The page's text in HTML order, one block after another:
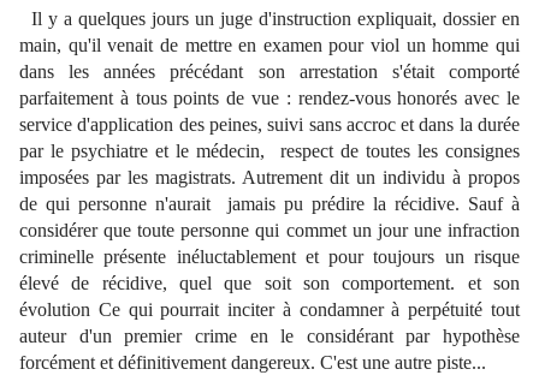
Il y a quelques jours un juge d'instruction expliquait, dossier en
main, qu'il venait de mettre en examen pour viol un homme qui
dans les années précédant son arrestation s'était comporté
parfaitement à tous points de vue : rendez-vous honorés avec le
service d'application des peines, suivi sans accroc et dans la durée
par le psychiatre et le médecin, respect de toutes les consignes
imposées par les magistrats. Autrement dit un individu à propos
de qui personne n'aurait jamais pu prédire la récidive. Sauf à
considérer que toute personne qui commet un jour une infraction
criminelle présente inéluctablement et pour toujours un risque
élevé de récidive, quel que soit son comportement. et son
évolution Ce qui pourrait inciter à condamner à perpétuité tout
auteur d'un premier crime en le considérant par hypothèse
forcément et définitivement dangereux. C'est une autre piste...